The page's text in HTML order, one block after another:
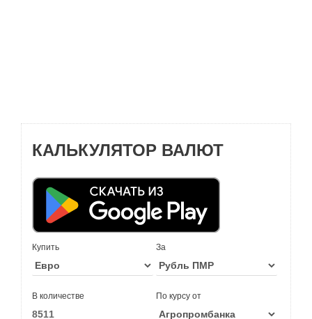
КАЛЬКУЛЯТОР ВАЛЮТ
Купить За
В количестве По курсу от